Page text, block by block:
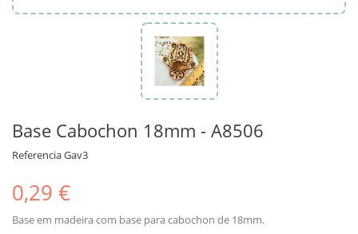
Base Cabochon 18mm - A8506
ReferenciaGav3
0,29 €
Base em madeira com base para cabochon de 18mm.